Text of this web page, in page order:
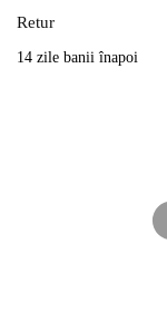
Retur
14 zile banii înapoi